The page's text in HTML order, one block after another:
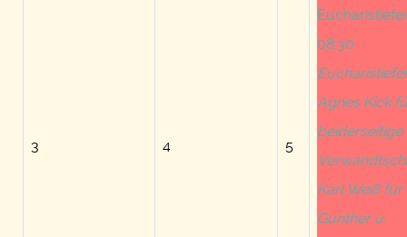
3 4 5
08:30
Agnes Kick
beiderseitige
Karl Weiß für
Gunther u.